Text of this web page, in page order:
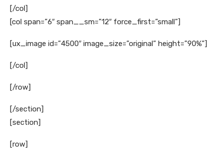
[/col]
[col span=”6″ span__sm=”12″ force_first=”small”]
[ux_image id=”4500″ image_size=”original” height=”90%”]
[/col]
[/row]
[/section]
[section]
[row]